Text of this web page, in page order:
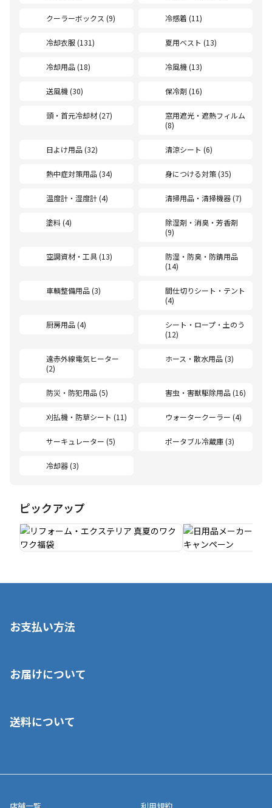
クーラーボックス (9) 冷感着 (11)
冷却衣服 (131) 夏用ベスト (13)
冷却用品 (18) 冷風機 (13)
送風機 (30) 保冷剤 (16)
頭・首元冷却材 (27)
窓用遮光・遮熱フィルム
(8)
日よけ用品 (32) 清涼シート (6)
熱中症対策用品 (34) 身につける対策 (35)
温度計・湿度計 (4) 清掃用品・清掃機器 (7)
塗料 (4)
除湿剤・消臭・芳香剤
(9)
空調資材・工具 (13)
防湿・防臭・防錆用品
(14)
車輌整備用品 (3)
間仕切りシート・テント
(4)
厨房用品 (4)
シート・ロープ・土のう
(12)
遠赤外線電気ヒーター
(2)
ホース・散水用品 (3)
防災・防犯用品 (5) 害虫・害獣駆除用品 (16)
刈払機・防草シート (11) ウォータークーラー (4)
サーキュレーター (5) ポータブル冷蔵庫 (3)
冷却器 (3)
ピックアップ
お支払い方法
いいただくことはできません。ご了承ください。
■代金引換(代引)※手数料がかかります
お届けについて
ご注文が確認出来次第、1～4営業日に発送いたします。「お取り
メーカー直送品など一部商品については、その他商品との購入に
送料について